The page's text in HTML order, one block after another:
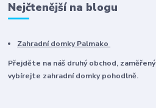
Nejčtenější na blogu
Zahradní domky Palmako
Přejděte na náš druhý obchod,
vybírejte zahradní domky pohodlně.